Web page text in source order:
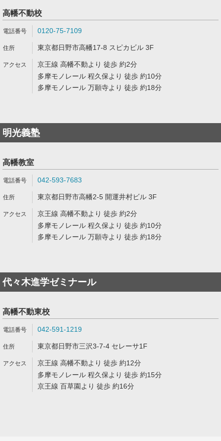
高幡不動校
0120-75-7109
東京都日野市高幡17-8 スピカビル 3F
京王線 高幡不動より 徒歩 約2分
多摩モノレール 程久保より 徒歩 約10分
多摩モノレール 万願寺より 徒歩 約18分
明光義塾
高幡教室
042-593-7683
東京都日野市高幡2-5 開運井村ビル 3F
京王線 高幡不動より 徒歩 約2分
多摩モノレール 程久保より 徒歩 約10分
多摩モノレール 万願寺より 徒歩 約18分
代々木進学ゼミナール
高幡不動東校
042-591-1219
東京都日野市三沢3-7-4 セレーサ1F
京王線 高幡不動より 徒歩 約12分
多摩モノレール 程久保より 徒歩 約15分
京王線 百草園より 徒歩 約16分